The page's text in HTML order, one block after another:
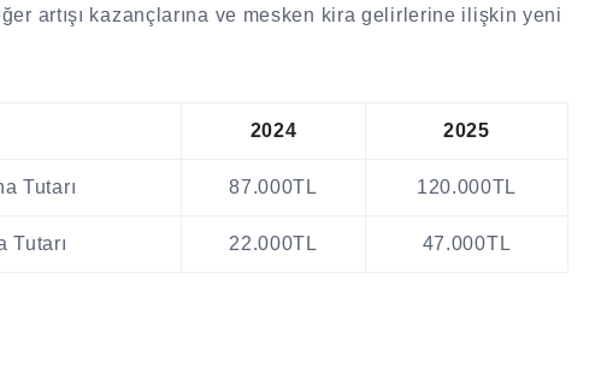
artışı kazançlarına ve mesken kira gelirlerine ilişkin yeni
2024 2025
Tutarı 87.000TL 120.000TL
Tutarı 22.000TL 47.000TL